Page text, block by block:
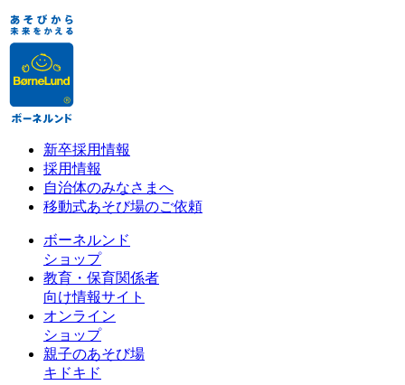
新卒採用情報
採用情報
自治体のみなさまへ
移動式あそび場のご依頼
ボーネルンド
ショップ
教育・保育関係者
向け情報サイト
オンライン
ショップ
親子のあそび場
キドキド